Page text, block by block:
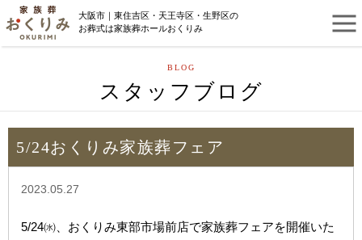
大阪市｜東住吉区・天王寺区・生野区の
お葬式は家族葬ホールおくりみ
BLOG
スタッフブログ
5/24おくりみ家族葬フェア
2023.05.27
5/24㈬、おくりみ東部市場前店で家族葬フェアを開催いた